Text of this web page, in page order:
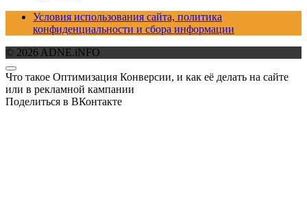
Условия использования сайта, политика
конфиденциальности и сбора информации
© 2026 ADNE.iNFO
Что такое Оптимизация Конверсии, и как её делать на сайте
или в рекламной кампании
Поделиться в ВКонтакте